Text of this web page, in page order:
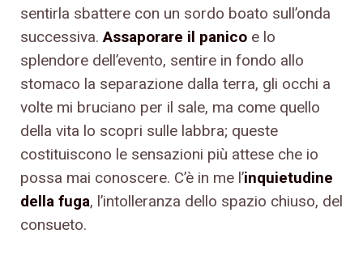
sentirla sbattere con un sordo boato sull’onda
successiva.Assaporare il panico e lo
splendore dell’evento, sentire in fondo allo
stomaco la separazione dalla terra, gli occhi a
volte mi bruciano per il sale, ma come quello
della vita lo scopri sulle labbra; queste
costituiscono le sensazioni più attese che io
possa mai conoscere. C’è in me l’inquietudine
della fuga, l’intolleranza dello spazio chiuso, del
consueto.